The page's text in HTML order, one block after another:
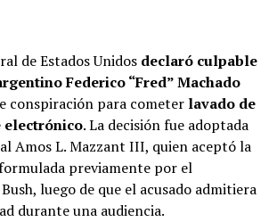
de Estados Unidosdeclaró culpable
Federico “Fred” Machado
conspiración para cometer lavado de
electrónico. La decisión fue adoptada
Amos L. Mazzant III, quien aceptó la
previamente por el
luego de que el acusado admitiera
durante una audiencia.